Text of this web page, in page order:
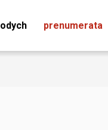
prenumerata